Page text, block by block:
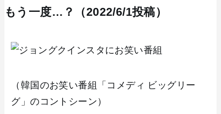
もう一度…？（2022/6/1投稿）
（韓国のお笑い番組「コメディ ビッグリー
グ」のコントシーン）